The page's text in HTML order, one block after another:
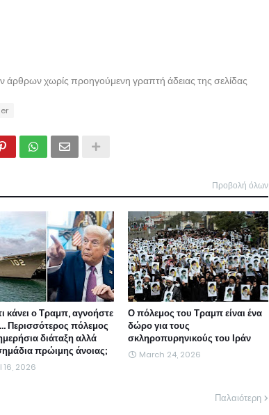
άρθρων χωρίς προηγούμενη γραπτή άδειας της σελίδας
Προβολή όλων
κάνει ο Τραμπ, αγνοήστε
Περισσότερος πόλεμος
διάταξη αλλά
πρώιμης άνοιας;
16, 2026
Ο πόλεμος του Τραμπ είναι ένα
δώρο για τους
σκληροπυρηνικούς του Ιράν
March 24, 2026
Παλαιότερη